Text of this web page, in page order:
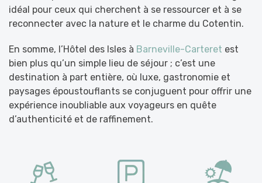
idéal pour ceux qui cherchent à se ressourcer et à se
reconnecter avec la nature et le charme du Cotentin.
En somme, l’Hôtel des Isles à Barneville-Carteret est
bien plus qu’un simple lieu de séjour ; c’est une
destination à part entière, où luxe, gastronomie et
paysages époustouflants se conjuguent pour offrir une
expérience inoubliable aux voyageurs en quête
d’authenticité et de raffinement.